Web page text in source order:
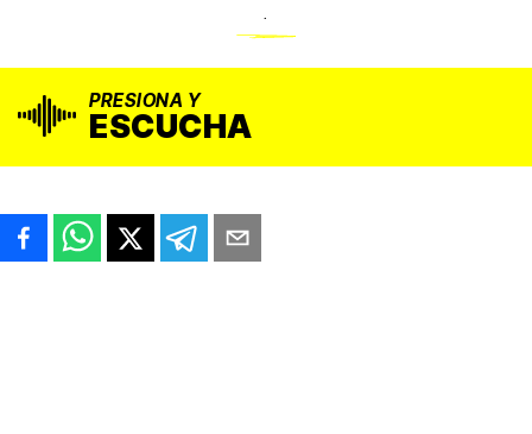
.
PRESIONA Y
ESCUCHA